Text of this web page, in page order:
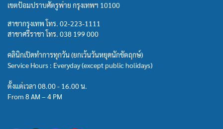
เขตป้อมปราบศัตรูพ่าย กรุงเทพฯ 10100
สาขากรุงเทพ โทร. 02-223-1111
สาขาศรีราชา โทร. 038 199 000
คลินิกเปิดทำการทุกวัน (ยกเว้นวันหยุดนักขัตฤกษ์)
Service Hours : Everyday (except public holidays)
ตั้งแต่เวลา 08.00 - 16.00 น.
From 8 AM – 4 PM